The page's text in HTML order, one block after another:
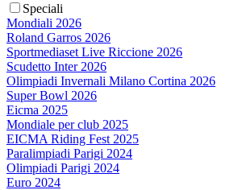
Speciali
Mondiali 2026
Roland Garros 2026
Sportmediaset Live Riccione 2026
Scudetto Inter 2026
Olimpiadi Invernali Milano Cortina 2026
Super Bowl 2026
Eicma 2025
Mondiale per club 2025
EICMA Riding Fest 2025
Paralimpiadi Parigi 2024
Olimpiadi Parigi 2024
Euro 2024